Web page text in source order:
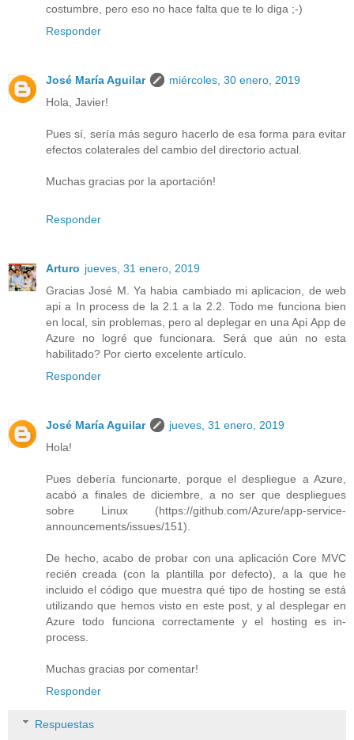
costumbre, pero eso no hace falta que te lo diga ;-)
Responder
José María Aguilar
miércoles, 30 enero, 2019
Hola, Javier!
Pues sí, sería más seguro hacerlo de esa forma para evitar
efectos colaterales del cambio del directorio actual.
Muchas gracias por la aportación!
Responder
Arturo jueves, 31 enero, 2019
Gracias José M. Ya habia cambiado mi aplicacion, de web
api a In process de la 2.1 a la 2.2. Todo me funciona bien
en local, sin problemas, pero al deplegar en una Api App de
Azure no logré que funcionara. Será que aún no esta
habilitado? Por cierto excelente artículo.
Responder
José María Aguilar
jueves, 31 enero, 2019
Hola!
Pues debería funcionarte, porque el despliegue a Azure,
acabó a finales de diciembre, a no ser que despliegues
sobre Linux (https://github.com/Azure/app-service-
announcements/issues/151).
De hecho, acabo de probar con una aplicación Core MVC
recién creada (con la plantilla por defecto), a la que he
incluido el código que muestra qué tipo de hosting se está
utilizando que hemos visto en este post, y al desplegar en
Azure todo funciona correctamente y el hosting es in-
process.
Muchas gracias por comentar!
Responder
Respuestas